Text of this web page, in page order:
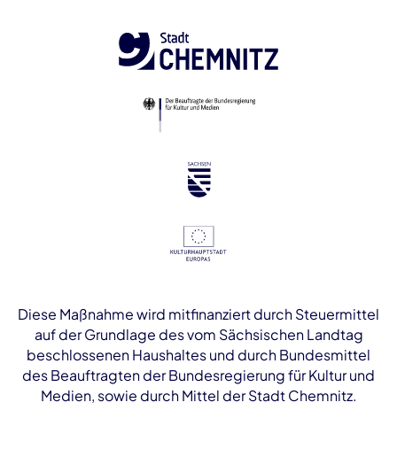
Diese Maßnahme wird mitfinanziert durch Steuermittel
auf der Grundlage des vom Sächsischen Landtag
beschlossenen Haushaltes und durch Bundesmittel
des Beauftragten der Bundesregierung für Kultur und
Medien, sowie durch Mittel der Stadt Chemnitz.